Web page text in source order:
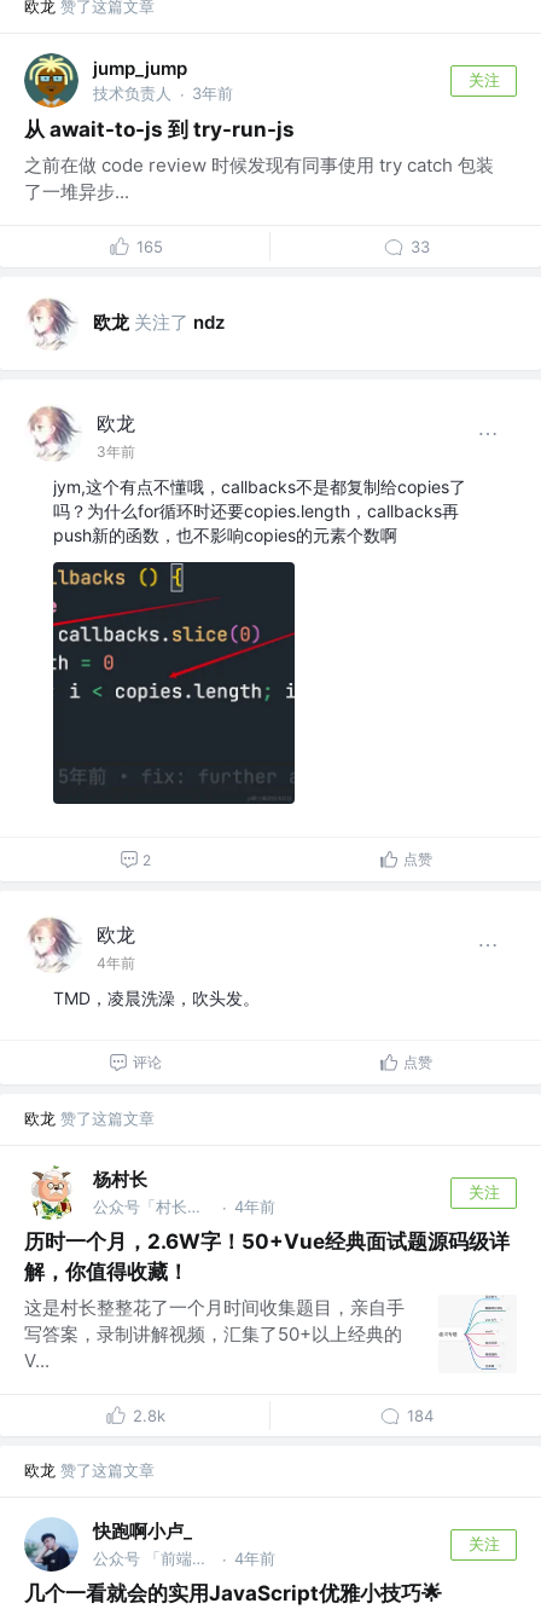
欧龙 赞了这篇文章
jump_jump
技术负责人 · 3年前
关注
从 await-to-js 到 try-run-js
之前在做 code review 时候发现有同事使用 try catch 包装
了一堆异步...
165 33
欧龙 关注了 ndz
欧龙
3年前
jym,这个有点不懂哦，callbacks不是都复制给copies了
吗？为什么for循环时还要copies.length，callbacks再
push新的函数，也不影响copies的元素个数啊
2 点赞
欧龙
4年前
TMD，凌晨洗澡，吹头发。
评论 点赞
欧龙 赞了这篇文章
杨村长
公众号「村长学前端」 @B站「前端杨村长」 · 4年前
关注
历时一个月，2.6W字！50+Vue经典面试题源码级详
解，你值得收藏！
这是村长整整花了一个月时间收集题目，亲自手
写答案，录制讲解视频，汇集了50+以上经典的
V...
2.8k 184
欧龙 赞了这篇文章
快跑啊小卢_
公众号 「前端快快跑」 @- · 4年前
关注
几个一看就会的实用JavaScript优雅小技巧🌟